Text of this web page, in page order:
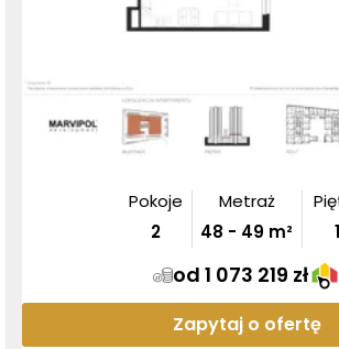
Pokoje
2
Metraż
48 - 49 m²
1
od 1 073 219 zł
Zapytaj o ofertę